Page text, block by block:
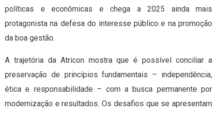
políticas e econômicas e chega a 2025 ainda mais
protagonista na defesa do interesse público e na promoção
da boa gestão.
A trajetória da Atricon mostra que é possível conciliar a
preservação de princípios fundamentais – independência,
ética e responsabilidade – com a busca permanente por
modernização e resultados. Os desafios que se apresentam